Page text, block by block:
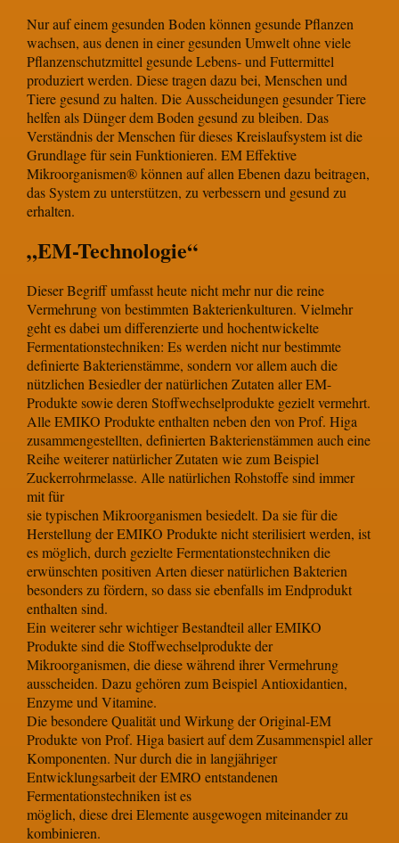
Nur auf einem gesunden Boden können gesunde Pflanzen
wachsen, aus denen in einer gesunden Umwelt ohne viele
Pflanzenschutzmittel gesunde Lebens- und Futtermittel
produziert werden. Diese tragen dazu bei, Menschen und
Tiere gesund zu halten. Die Ausscheidungen gesunder Tiere
helfen als Dünger dem Boden gesund zu bleiben. Das
Verständnis der Menschen für dieses Kreislaufsystem ist die
Grundlage für sein Funktionieren. EM Effektive
Mikroorganismen® können auf allen Ebenen dazu beitragen,
das System zu unterstützen, zu verbessern und gesund zu
erhalten.
„EM-Technologie“
Dieser Begriff umfasst heute nicht mehr nur die reine
Vermehrung von bestimmten Bakterienkulturen. Vielmehr
geht es dabei um differenzierte und hochentwickelte
Fermentationstechniken: Es werden nicht nur bestimmte
definierte Bakterienstämme, sondern vor allem auch die
nützlichen Besiedler der natürlichen Zutaten aller EM-
Produkte sowie deren Stoffwechselprodukte gezielt vermehrt.
Alle EMIKO Produkte enthalten neben den von Prof. Higa
zusammengestellten, definierten Bakterienstämmen auch eine
Reihe weiterer natürlicher Zutaten wie zum Beispiel
Zuckerrohrmelasse. Alle natürlichen Rohstoffe sind immer
mit für
sie typischen Mikroorganismen besiedelt. Da sie für die
Herstellung der EMIKO Produkte nicht sterilisiert werden, ist
es möglich, durch gezielte Fermentationstechniken die
erwünschten positiven Arten dieser natürlichen Bakterien
besonders zu fördern, so dass sie ebenfalls im Endprodukt
enthalten sind.
Ein weiterer sehr wichtiger Bestandteil aller EMIKO
Produkte sind die Stoffwechselprodukte der
Mikroorganismen, die diese während ihrer Vermehrung
ausscheiden. Dazu gehören zum Beispiel Antioxidantien,
Enzyme und Vitamine.
Die besondere Qualität und Wirkung der Original-EM
Produkte von Prof. Higa basiert auf dem Zusammenspiel aller
Komponenten. Nur durch die in langjähriger
Entwicklungsarbeit der EMRO entstandenen
Fermentationstechniken ist es
möglich, diese drei Elemente ausgewogen miteinander zu
kombinieren.